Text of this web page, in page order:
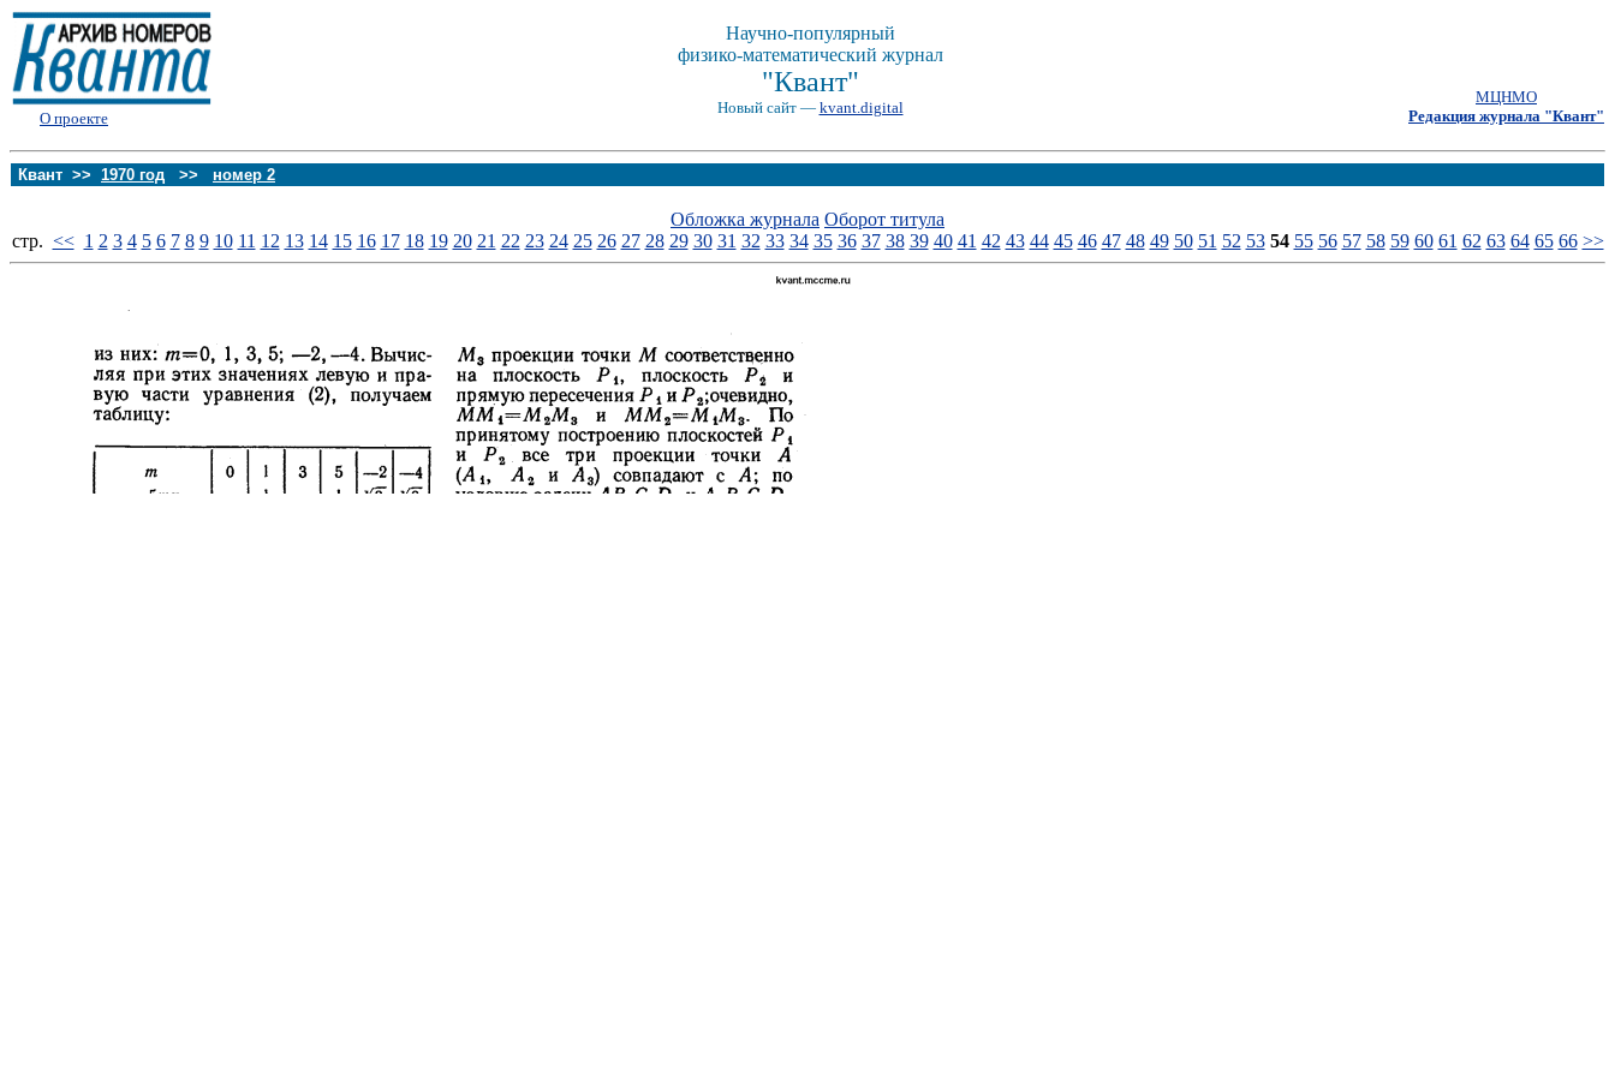
О проекте
Научно-популярный
физико-математический журнал
"Квант"
Новый сайт — kvant.digital
МЦНМО
Редакция журнала "Квант"
Квант >> 1970 год >> номер 2
Обложка журнала Оборот титула
стp. << 1 2 3 4 5 6 7 8 9 10 11 12 13 14 15 16 17 18 19 20 21 22 23 24 25 26 27 28 29 30 31 32 33 34 35 36 37 38 39 40 41 42 43 44 45 46 47 48 49 50 51 52 53 54 55 56 57 58 59 60 61 62 63 64 65 66 >>